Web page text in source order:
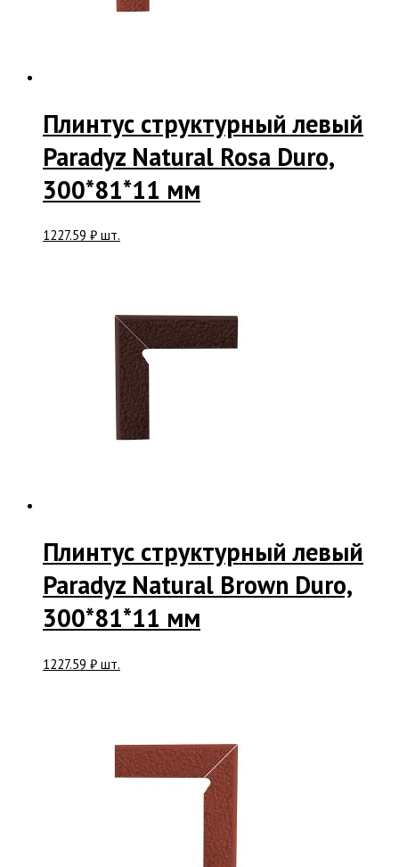
Плинтус структурный левый
Paradyz Natural Rosa Duro,
300*81*11 мм
1227.59 ₽ шт.
Плинтус структурный левый
Paradyz Natural Brown Duro,
300*81*11 мм
1227.59 ₽ шт.